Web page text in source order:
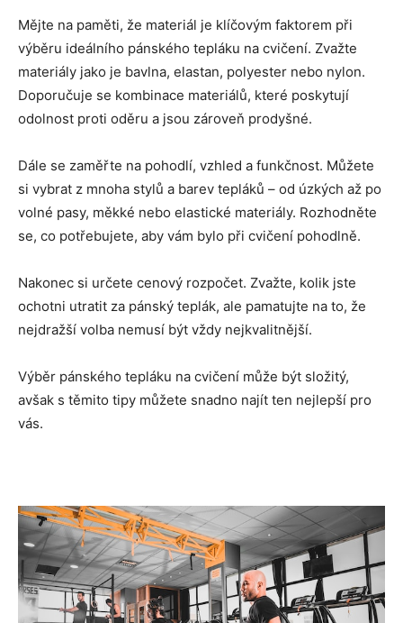
Mějte na paměti, že materiál je klíčovým faktorem při
výběru ideálního pánského tepláku na cvičení. Zvažte
materiály jako je bavlna, elastan, polyester nebo nylon.
Doporučuje se kombinace materiálů, které poskytují
odolnost proti oděru a jsou zároveň prodyšné.
Dále se zaměřte na pohodlí, vzhled a funkčnost. Můžete
si vybrat z mnoha stylů a barev tepláků – od úzkých až po
volné pasy, měkké nebo elastické materiály. Rozhodněte
se, co potřebujete, aby vám bylo při cvičení pohodlně.
Nakonec si určete cenový rozpočet. Zvažte, kolik jste
ochotni utratit za pánský teplák, ale pamatujte na to, že
nejdražší volba nemusí být vždy nejkvalitnější.
Výběr pánského tepláku na cvičení může být složitý,
avšak s těmito tipy můžete snadno najít ten nejlepší pro
vás.